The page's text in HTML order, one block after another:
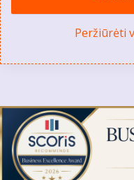
Peržiūrėti